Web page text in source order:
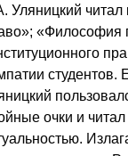
Уляницкий
«Философия
студентов.
очки и